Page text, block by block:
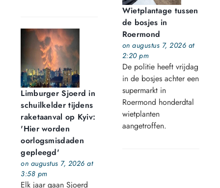
Limburger Sjoerd in
schuilkelder tijdens
raketaanval op Kyiv:
'Hier worden
oorlogsmisdaden
gepleegd'
on augustus 7, 2026 at
3:58 pm
Elk jaar gaan Sjoerd
Wietplantage tussen
de bosjes in
Roermond
on augustus 7, 2026 at
2:20 pm
De politie heeft vrijdag
in de bosjes achter een
supermarkt in
Roermond honderdtal
wietplanten
aangetroffen.